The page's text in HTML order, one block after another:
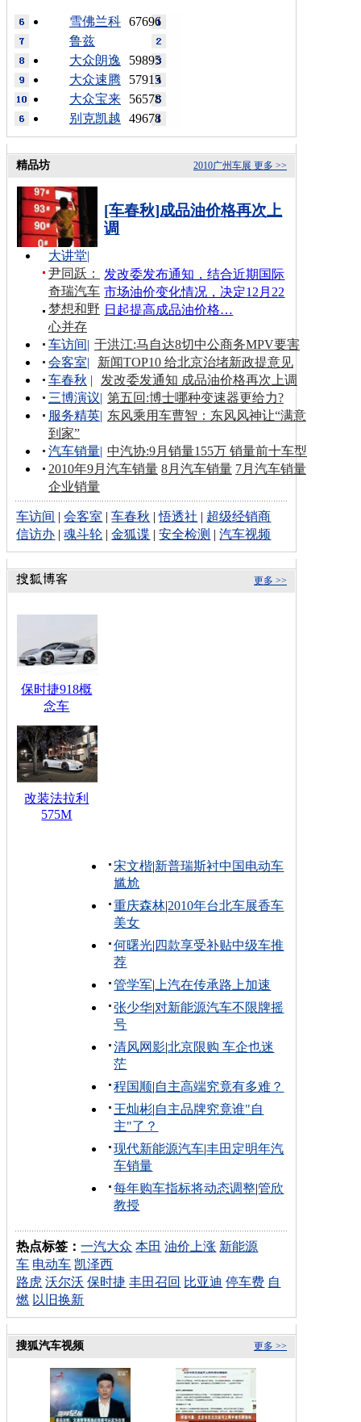
67696
雪佛兰科
鲁兹
59895
大众朗逸
57915
大众速腾
56578
大众宝来
49678
别克凯越
更多 >>
2010广州车展
精品坊
[车春秋]成品油价格再次上
调
发改委发布通知，结合近期国际
市场油价变化情况，决定12月22
日起提高成品油价格…
大讲堂|
尹同跃：
奇瑞汽车
梦想和野
心并存
车访间| 于洪江:马自达8切中公商务MPV要害
会客室|
新闻TOP10 给北京治堵新政提意见
车春秋 |
发改委发通知 成品油价格再次上调
三博演议| 第五回:博士哪种变速器更给力?
服务精英| 东风乘用车曹智：东风风神让“满意
到家”
汽车销量| 中汽协:9月销量155万 销量前十车型
2010年9月汽车销量 8月汽车销量 7月汽车销量
企业销量
车访间 |会客室 |车春秋 |悟透社 | 超级经销商
信访办 |魂斗轮 |金狐谍 |安全检测 |汽车视频
更多 >>
保时捷918概
念车
改装法拉利
575M
宋文楷|新普瑞斯衬中国电动车
尴尬
重庆森林|2010年台北车展香车
美女
何曙光| 四款享受补贴中级车推
荐
管学军| 上汽在传承路上加速
张少华|对新能源汽车不限牌摇
号
清风网影|北京限购 车企也迷
茫
程国顺|自主高端究竟有多难？
王灿彬|自主品牌究竟谁"自
主"了？
现代新能源汽车|丰田定明年汽
车销量
每年购车指标将动态调整|管欣
教授
热点标签：一汽大众 本田 油价上涨 新能源
车 电动车 凯泽西
路虎 沃尔沃 保时捷 丰田召回 比亚迪 停车费 自
燃 以旧换新
更多 >>
搜狐汽车视频